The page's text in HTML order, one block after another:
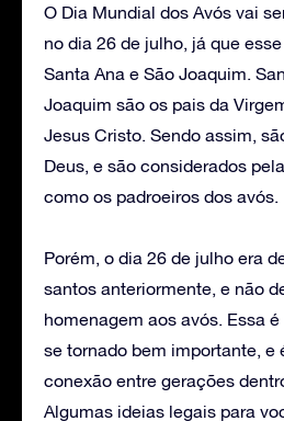
O Dia Mundial dos Avós vai
no dia 26 de julho, já que
Santa Ana e São Joaquim.
Joaquim são os pais da
Jesus Cristo. Sendo assim,
Deus, e são considerados
como os padroeiros dos avós.
Porém, o dia 26 de julho era
santos anteriormente, e não
homenagem aos avós. Essa
se tornado bem importante, e
conexão entre gerações
Algumas ideias legais para